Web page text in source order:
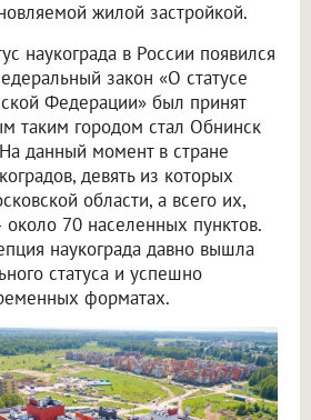
жилой застройкой.
наукограда в России появился
закон «О статусе
Федерации» был принят
таким городом стал Обнинск
данный момент в стране
девять из которых
области, а всего их,
70 населенных пунктов.
наукограда давно вышла
статуса и успешно
форматах.